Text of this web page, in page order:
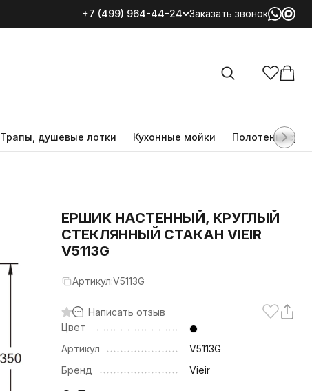
+7 (499) 964-44-24 Заказать звонок
Трапы, душевые лотки Кухонные мойки
ЕРШИК НАСТЕННЫЙ, КРУГЛЫЙ
СТЕКЛЯННЫЙ СТАКАН VIEIR
V5113G
Артикул:V5113G
Написать отзыв
Цвет
Артикул
V5113G
Бренд
Vieir